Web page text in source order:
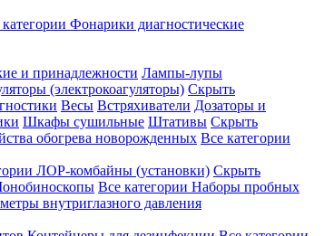
Фонарики диагностические
и принадлежности Лампы-лупы
(электрокоагуляторы) Скрыть
Весы Встряхиватели Дозаторы и
Шкафы сушильные Штативы Скрыть
обогрева новорожденных Все категории
ЛОР-комбайны (установки) Скрыть
Все категории Наборы пробных
внутриглазного давления